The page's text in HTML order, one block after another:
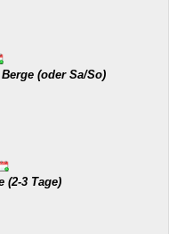
(oder Sa/So)
(2-3 Tage)